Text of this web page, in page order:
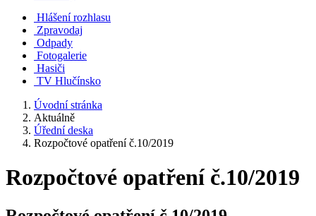
Hlášení rozhlasu
Zpravodaj
Odpady
Fotogalerie
Hasiči
TV Hlučínsko
Úvodní stránka
Aktuálně
Úřední deska
Rozpočtové opatření č.10/2019
Rozpočtové opatření č.10/2019